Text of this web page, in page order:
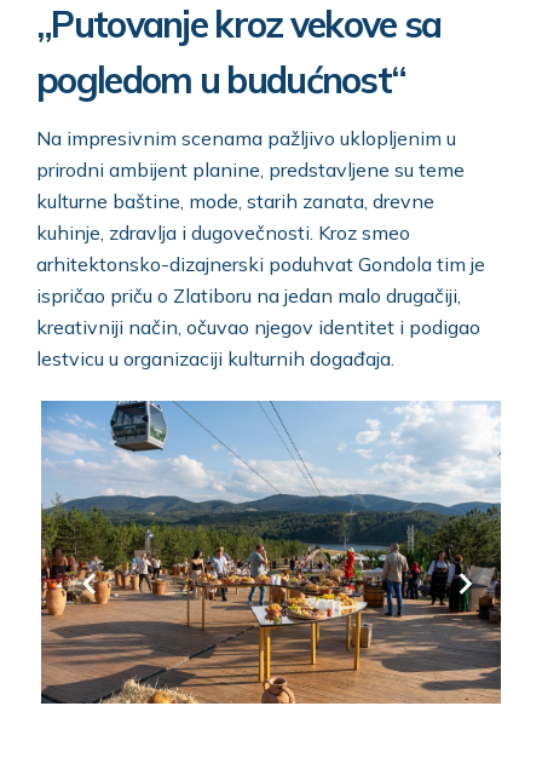
„Putovanje kroz vekove sa
pogledom u budućnost“
Na impresivnim scenama pažljivo uklopljenim u
prirodni ambijent planine, predstavljene su teme
kulturne baštine, mode, starih zanata, drevne
kuhinje, zdravlja i dugovečnosti. Kroz smeo
arhitektonsko-dizajnerski poduhvat Gondola tim je
ispričao priču o Zlatiboru na jedan malo drugačiji,
kreativniji način, očuvao njegov identitet i podigao
lestvicu u organizaciji kulturnih događaja.